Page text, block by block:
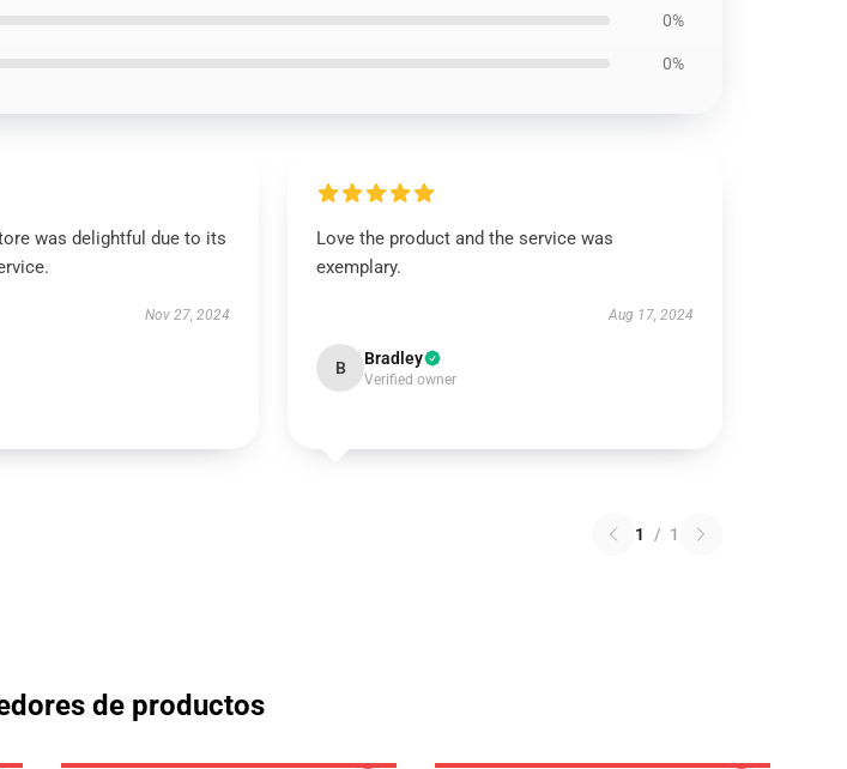
0%
0%
was delightful due to its
Nov 27, 2024
Love the product and the service was
exemplary.
Aug 17, 2024
B Bradley
Verified owner
1 / 1
de productos